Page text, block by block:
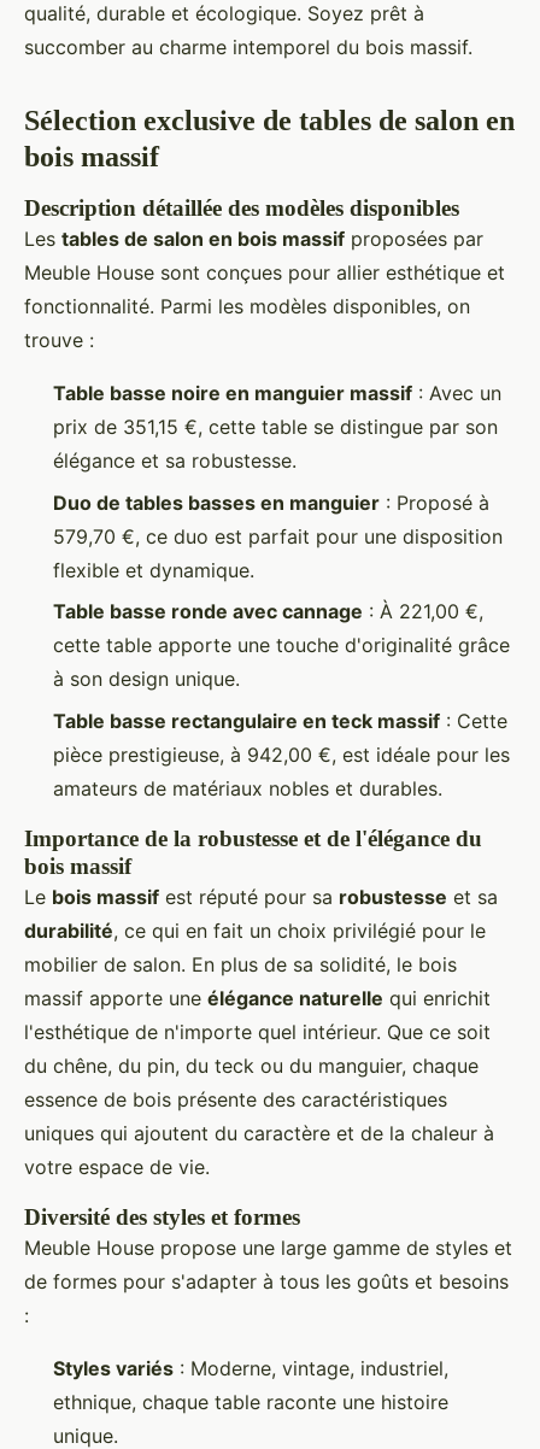
qualité, durable et écologique. Soyez prêt à
succomber au charme intemporel du bois massif.
Sélection exclusive de tables de salon en
bois massif
Description détaillée des modèles disponibles
Les tables de salon en bois massif proposées par
Meuble House sont conçues pour allier esthétique et
fonctionnalité. Parmi les modèles disponibles, on
trouve :
Table basse noire en manguier massif : Avec un
prix de 351,15 €, cette table se distingue par son
élégance et sa robustesse.
Duo de tables basses en manguier : Proposé à
579,70 €, ce duo est parfait pour une disposition
flexible et dynamique.
Table basse ronde avec cannage : À 221,00 €,
cette table apporte une touche d'originalité grâce
à son design unique.
Table basse rectangulaire en teck massif : Cette
pièce prestigieuse, à 942,00 €, est idéale pour les
amateurs de matériaux nobles et durables.
Importance de la robustesse et de l'élégance du
bois massif
Le bois massif est réputé pour sa robustesse et sa
durabilité, ce qui en fait un choix privilégié pour le
mobilier de salon. En plus de sa solidité, le bois
massif apporte une élégance naturelle qui enrichit
l'esthétique de n'importe quel intérieur. Que ce soit
du chêne, du pin, du teck ou du manguier, chaque
essence de bois présente des caractéristiques
uniques qui ajoutent du caractère et de la chaleur à
votre espace de vie.
Diversité des styles et formes
Meuble House propose une large gamme de styles et
de formes pour s'adapter à tous les goûts et besoins
:
Styles variés : Moderne, vintage, industriel,
ethnique, chaque table raconte une histoire
unique.